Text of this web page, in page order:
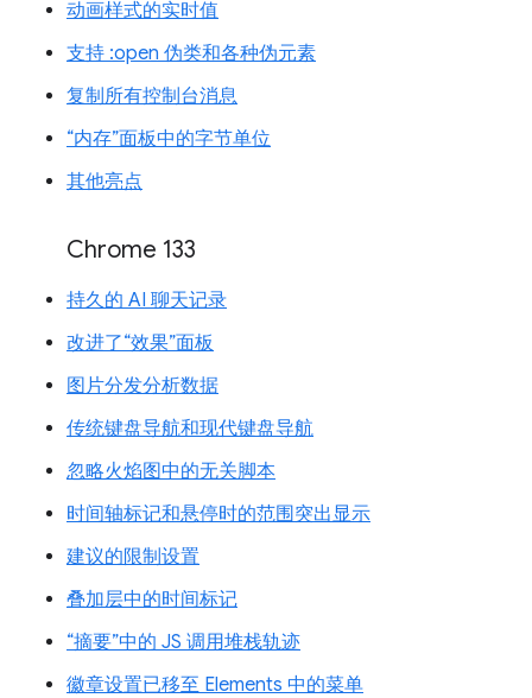
动画样式的实时值
支持 :open 伪类和各种伪元素
复制所有控制台消息
“内存”面板中的字节单位
其他亮点
Chrome 133
持久的 AI 聊天记录
改进了“效果”面板
图片分发分析数据
传统键盘导航和现代键盘导航
忽略火焰图中的无关脚本
时间轴标记和悬停时的范围突出显示
建议的限制设置
叠加层中的时间标记
“摘要”中的 JS 调用堆栈轨迹
徽章设置已移至 Elements 中的菜单